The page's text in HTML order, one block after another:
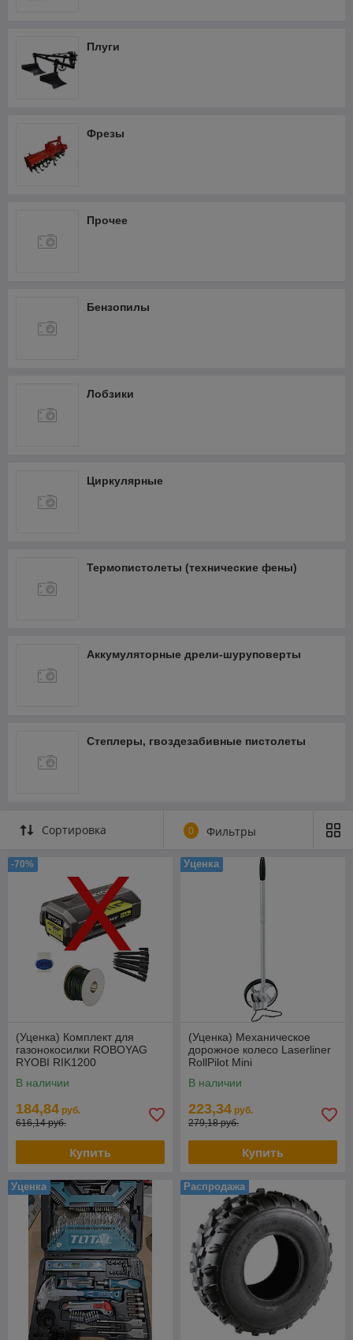
Плуги
Фрезы
Прочее
Бензопилы
Лобзики
Циркулярные
Термопистолеты (технические фены)
Аккумуляторные дрели-шуруповерты
Степлеры, гвоздезабивные пистолеты
Сортировка 0 Фильтры
-70%
(Уценка) Комплект для
газонокосилки ROBOYAG
RYOBI RIK1200
В наличии
184,84 руб.
616,14 руб.
Купить
Уценка
(Уценка) Механическое
дорожное колесо Laserliner
RollPilot Mini
В наличии
223,34 руб.
279,18 руб.
Купить
Уценка Распродажа